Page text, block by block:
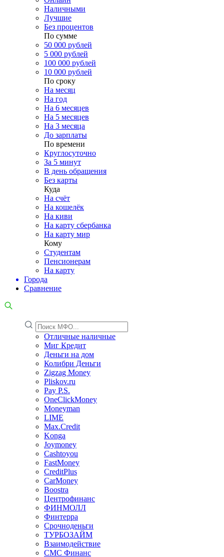
Наличными
Лучшие
Без процентов
По сумме
50 000 рублей
5 000 рублей
100 000 рублей
10 000 рублей
По сроку
На месяц
На год
На 6 месяцев
На 5 месяцев
На 3 месяца
До зарплаты
По времени
Круглосуточно
За 5 минут
В день обращения
Без карты
Куда
На счёт
На кошелёк
На киви
На карту сбербанка
На карту мир
Кому
Студентам
Пенсионерам
На карту
Города
Сравнение
Отличные наличные
Миг Кредит
Деньги на дом
Колибри Деньги
Zigzag Money
Pliskov.ru
Pay P.S.
OneClickMoney
Moneyman
LIME
Max.Credit
Konga
Joymoney
Cashtoyou
FastMoney
CreditPlus
CarMoney
Boostra
Центрофинанс
ФИНМОЛЛ
Финтерра
Срочноденьги
ТУРБОЗАЙМ
Взаимодействие
СМС Финанс